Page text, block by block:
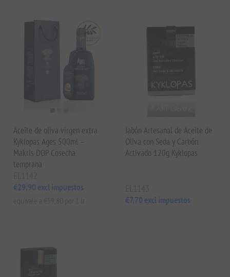
Aceite de oliva virgen extra
Kyklopas Ages 500ml –
Makris DOP Cosecha
temprana
€29,90 excl impuestos
Jabón Artesanal de Aceite de
Oliva con Seda y Carbón
Activado 120g Kyklopas
€7,70 excl impuestos